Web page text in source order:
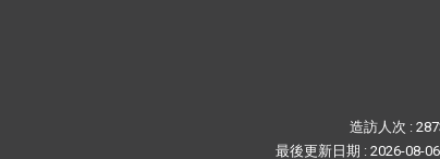
造訪人次 :
最後更新日期 : 2026-08-